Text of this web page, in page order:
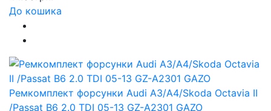
До кошика
Ремкомплект форсунки Audi A3/A4/Skoda Octavia II
/Passat B6 2.0 TDI 05-13 GZ-A2301 GAZO